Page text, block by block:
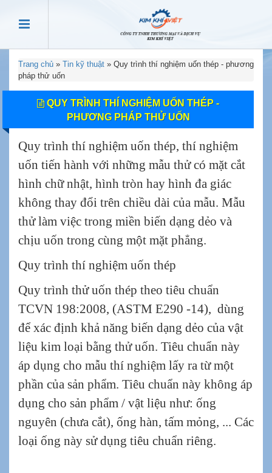
Trang chủ » Tin kỹ thuật » Quy trình thí nghiệm uốn thép - phương
pháp thử uốn
QUY TRÌNH THÍ NGHIỆM UỐN THÉP -
PHƯƠNG PHÁP THỬ UỐN
Quy trình thí nghiệm uốn thép, thí nghiệm
uốn tiến hành với những mẫu thử có mặt cắt
hình chữ nhật, hình tròn hay hình đa giác
không thay đổi trên chiều dài của mẫu. Mẫu
thử làm việc trong miền biến dạng dẻo và
chịu uốn trong cùng một mặt phẳng.
Quy trình thí nghiệm uốn thép
Quy trình thử uốn thép theo tiêu chuẩn
TCVN 198:2008, (ASTM E290 -14), dùng
để xác định khả năng biến dạng dẻo của vật
liệu kim loại bằng thử uốn. Tiêu chuẩn này
áp dụng cho mẫu thí nghiệm lấy ra từ một
phần của sản phẩm. Tiêu chuẩn này không áp
dụng cho sản phẩm / vật liệu như: ống
nguyên (chưa cắt), ống hàn, tấm mỏng, ... Các
loại ống này sử dụng tiêu chuẩn riêng.